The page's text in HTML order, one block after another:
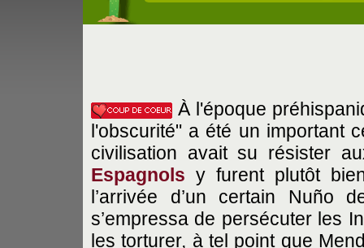
À l'époque
l'obscurité" a été un important
civilisation avait su résister
Espagnols y furent plutôt
l’arrivée d’un certain Nuño
s’empressa de persécuter les
les torturer, à tel point que